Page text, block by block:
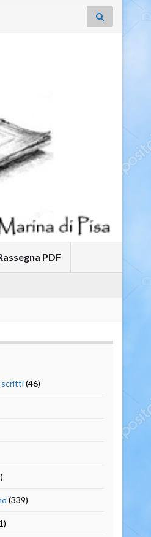
PDF
scritti(46)
(339)